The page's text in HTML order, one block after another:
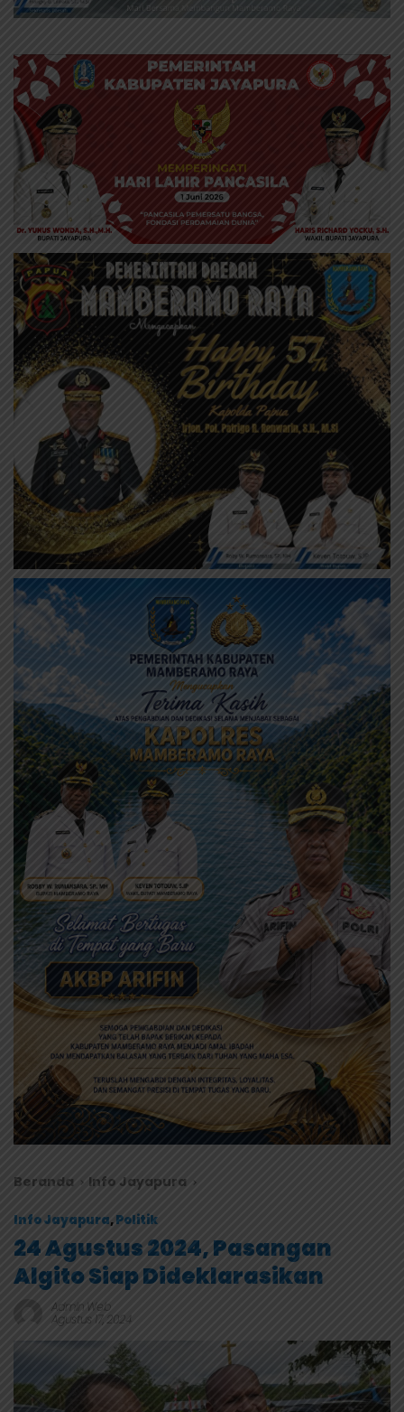
Beranda Info Jayapura
Info Jayapura,Politik
24 Agustus 2024, Pasangan
Algito Siap Dideklarasikan
Admin Web
Agustus 17, 2024